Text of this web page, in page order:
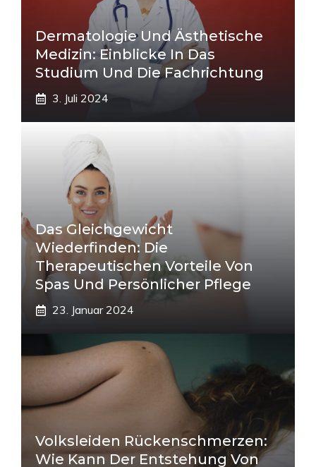
Dermatologie Und Ästhetische
Medizin: Einblicke In Das
Studium Und Die Fachrichtung
3. Juli 2024
Das Gleichgewicht
Wiederfinden: Die
Therapeutischen Vorteile Von
Spas Und Persönlicher Pflege
23. Januar 2024
Volksleiden Rückenschmerzen:
Wie Kann Der Entstehung Von